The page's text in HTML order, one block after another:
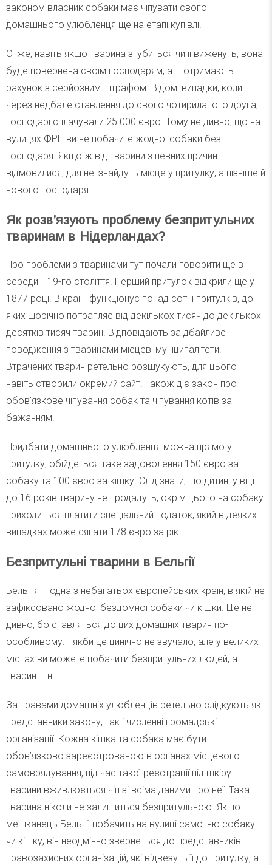
законом власник собаки має чіпувати свого
домашнього улюбленця ще на етапі купівлі.
Отже, навіть якщо тварина згубиться чи її виженуть, вона
буде повернена своїм господарям, а ті отримають
рахунок з серйозним штрафом. Відомі випадки, коли
через недбале ставлення до свого чотирилапого друга,
господарі сплачували 25 000 євро. Тому не дивно, що на
вулицях ФРН ви не побачите жодної собаки без
господаря. Якщо ж від тварини з певних причин
відмовилися, для неї знайдуть місце у притулку, а пізніше й
нового господаря.
Як розв’язують проблему безпритульних
тваринам в Нідерландах?
Про проблеми з тваринами тут почали говорити ще в
середині 19-го століття. Перший притулок відкрили ще у
1877 році. В країні функціонує понад сотні притулків, до
яких щорічно потрапляє від декількох тисяч до декількох
десятків тисяч тварин. Відповідають за дбайливе
поводження з тваринами місцеві муніципалітети.
Втрачених тварин ретельно розшукують, для цього
навіть створили окремий сайт. Також діє закон про
обов’язкове чіпування собак та чіпування котів за
бажанням.
Придбати домашнього улюбленця можна прямо у
притулку, обійдеться таке задоволення 150 євро за
собаку та 100 євро за кішку. Слід знати, що дитині у віці
до 16 років тварину не продадуть, окрім цього на собаку
приходиться платити спеціальний податок, який в деяких
випадках може сягати 178 євро за рік.
Безпритульні тварини в Бельгії
Бельгія – одна з небагатьох європейських країн, в якій не
зафіксовано жодної бездомної собаки чи кішки. Це не
дивно, бо ставляться до цих домашніх тварин по-
особливому. І якби це цинічно не звучало, але у великих
містах ви можете побачити безпритульних людей, а
тварин – ні.
За правами домашніх улюбленців ретельно слідкують як
представники закону, так і численні громадські
організації. Кожна кішка та собака має бути
обов’язково зареєстрованою в органах місцевого
самоврядування, під час такої реєстрації під шкіру
тварини вживлюється чіп зі всіма даними про неї. Така
тварина ніколи не залишиться безпритульною. Якщо
мешканець Бельгії побачить на вулиці самотню собаку
чи кішку, він неодмінно звернеться до представників
правозахисних організацій, які відвезуть її до притулку, а